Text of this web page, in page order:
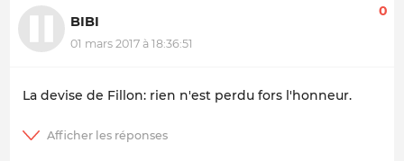
BIBI
01 mars 2017 à 18:36:51
0
La devise de Fillon: rien n'est perdu fors l'honneur.